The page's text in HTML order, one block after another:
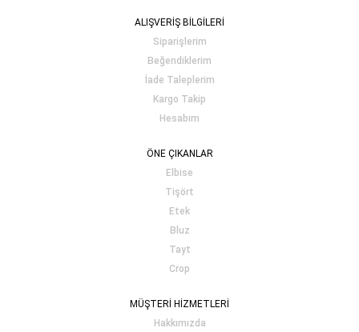
ALIŞVERİŞ BİLGİLERİ
Siparişlerim
Beğendiklerim
İade Taleplerim
Kargo Takip
Hesabım
ÖNE ÇIKANLAR
Elbise
Tişört
Etek
Bluz
Tayt
Crop
MÜŞTERİ HİZMETLERİ
Hakkımızda